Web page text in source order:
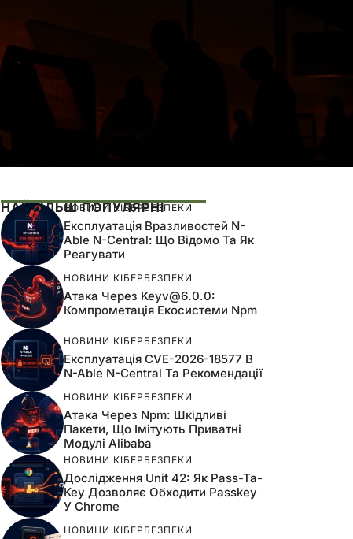
НАЙБІЛЬШ ПОПУЛЯРНІ
НОВИНИ КІБЕРБЕЗПЕКИ
Експлуатація Вразливостей N-
Able N-Central: Що Відомо Та Як
Реагувати
НОВИНИ КІБЕРБЕЗПЕКИ
Атака Через Keyv@6.0.0:
Компрометація Екосистеми Npm
НОВИНИ КІБЕРБЕЗПЕКИ
Експлуатація CVE-2026-18577 В
N-Able N-Central Та Рекомендації
НОВИНИ КІБЕРБЕЗПЕКИ
Атака Через Npm: Шкідливі
Пакети, Що Імітують Приватні
Модулі Alibaba
НОВИНИ КІБЕРБЕЗПЕКИ
Дослідження Unit 42: Як Pass-Ta-
Key Дозволяє Обходити Passkey
У Chrome
НОВИНИ КІБЕРБЕЗПЕКИ